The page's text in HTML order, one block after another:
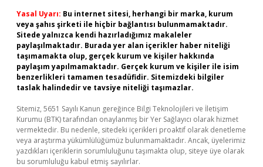
Yasal Uyarı: Bu internet sitesi, herhangi bir marka, kurum
veya şahıs şirketi ile hiçbir bağlantısı bulunmamaktadır.
Sitede yalnızca kendi hazırladığımız makaleler
paylaşılmaktadır. Burada yer alan içerikler haber niteliği
taşımamakta olup, gerçek kurum ve kişiler hakkında
paylaşım yapılmamaktadır. Gerçek kurum ve kişiler ile isim
benzerlikleri tamamen tesadüfidir. Sitemizdeki bilgiler
taslak halindedir ve tavsiye niteliği taşımazlar.
Sitemiz, 5651 Sayılı Kanun gereğince Bilgi Teknolojileri ve İletişim
Kurumu (BTK) tarafından onaylanmış bir Yer Sağlayıcı olarak hizmet
vermektedir. Bu nedenle, sitedeki içerikleri proaktif olarak denetleme
veya araştırma yükümlülüğümüz bulunmamaktadır. Ancak, üyelerimiz
yazdıkları içeriklerin sorumluluğunu taşımakta olup, siteye üye olarak
bu sorumluluğu kabul etmiş sayılırlar.